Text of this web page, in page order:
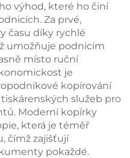
výhod, které ho činí
Za prvé,
času díky rychlé
umožňuje podnicím
místo ruční
je
kopírování
služeb pro
Moderní kopírky
která je téměř
čímž zajišťují
pokaždé.